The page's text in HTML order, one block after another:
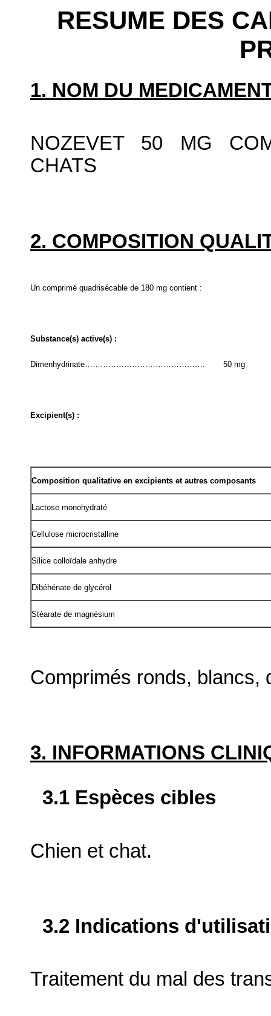
RESUME DES
1. NOM DU
NOZEVET 50 MG
CHATS
2. COMPOSITION
Un comprimé quadrisécable de 180 mg contient :
Substance(s) active(s) :
Dimenhydrinate………………………………………. 50 mg
Excipient(s) :
Composition qualitative en excipients et autres composants
Lactose monohydraté
Cellulose microcristalline
Silice colloïdale anhydre
Dibéhénate de glycérol
Stéarate de magnésium
Comprimés ronds, blancs,
3. INFORMATIONS
3.1 Espèces cibles
Chien et chat.
3.2 Indications
Traitement du mal des